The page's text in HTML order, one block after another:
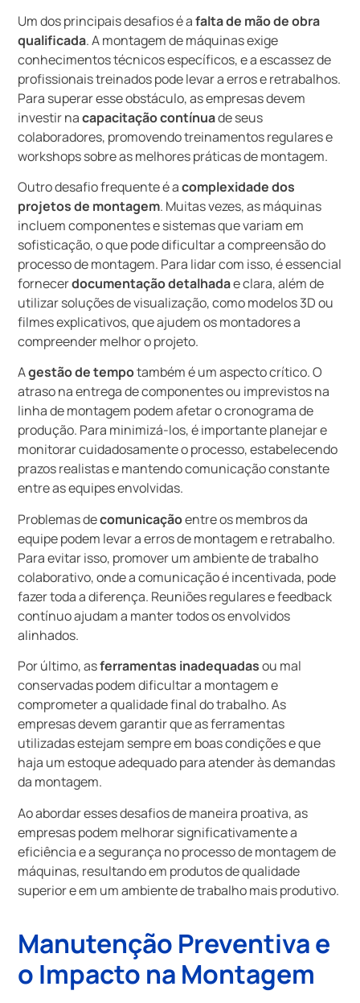
Um dos principais desafios é afalta de mão de obra
qualificada. A montagem de máquinas exige
conhecimentos técnicos específicos, e a escassez de
profissionais treinados pode levar a erros e retrabalhos.
Para superar esse obstáculo, as empresas devem
investir nacapacitação contínuade seus
colaboradores, promovendo treinamentos regulares e
workshops sobre as melhores práticas de montagem.
Outro desafio frequente é acomplexidade dos
projetos de montagem. Muitas vezes, as máquinas
incluem componentes e sistemas que variam em
sofisticação, o que pode dificultar a compreensão do
processo de montagem. Para lidar com isso, é essencial
fornecerdocumentação detalhadae clara, além de
utilizar soluções de visualização, como modelos 3D ou
filmes explicativos, que ajudem os montadores a
compreender melhor o projeto.
Agestão de tempotambém é um aspecto crítico. O
atraso na entrega de componentes ou imprevistos na
linha de montagem podem afetar o cronograma de
produção. Para minimizá-los, é importante planejar e
monitorar cuidadosamente o processo, estabelecendo
prazos realistas e mantendo comunicação constante
entre as equipes envolvidas.
Problemas decomunicaçãoentre os membros da
equipe podem levar a erros de montagem e retrabalho.
Para evitar isso, promover um ambiente de trabalho
colaborativo, onde a comunicação é incentivada, pode
fazer toda a diferença. Reuniões regulares e feedback
contínuo ajudam a manter todos os envolvidos
alinhados.
Por último, asferramentas inadequadasou mal
conservadas podem dificultar a montagem e
comprometer a qualidade final do trabalho. As
empresas devem garantir que as ferramentas
utilizadas estejam sempre em boas condições e que
haja um estoque adequado para atender às demandas
da montagem.
Ao abordar esses desafios de maneira proativa, as
empresas podem melhorar significativamente a
eficiência e a segurança no processo de montagem de
máquinas, resultando em produtos de qualidade
superior e em um ambiente de trabalho mais produtivo.
Manutenção Preventiva e
o Impacto na Montagem